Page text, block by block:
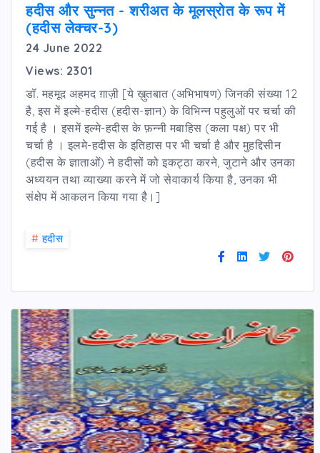
हदीस और सुन्नत - शरीअत के मूलस्रोत के रूप में
(हदीस लेक्चर-3)
24 June 2022
Views: 2301
डॉ. महमूद अहमद ग़ाज़ी [ये ख़ुतबात (अभिभाषण) जिनकी संख्या 12
है, इस में इल्मे-हदीस (हदीस-ज्ञान) के विभिन्न पहुलुओं पर चर्चा की
गई है । इसमें इल्मे-हदीस के फ़न्नी मबाहिस (कला पक्ष) पर भी
चर्चा है । इलमे-हदीस के इतिहास पर भी चर्चा है और मुहद्दिसीन
(हदीस के ज्ञाताओं) ने हदीसों को इकट्ठा करने, जुटाने और उनका
अध्ययन तथा व्याख्या करने में जो सेवाकार्य किया है, उनका भी
संक्षेप में आकलन किया गया है।]
# हदीस